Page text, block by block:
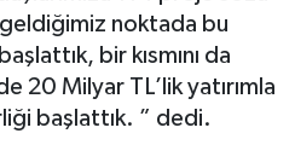
noktada bu
bir kısmını da
20 Milyar TL’lik yatırımla
başlattık. ” dedi.